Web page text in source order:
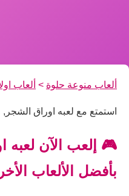
ألعاب منوعة حلوة > ألعاب
استمتع مع لعبه اوراق
🎮 إلعب الآن لعبه
بأفضل الألعاب